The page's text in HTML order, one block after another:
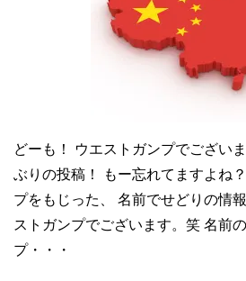
どーも！ ウエストガンプでござい
ぶりの投稿！ もー忘れてますよね
プをもじった、 名前でせどりの情
ストガンプでございます。笑 名前
プ・・・